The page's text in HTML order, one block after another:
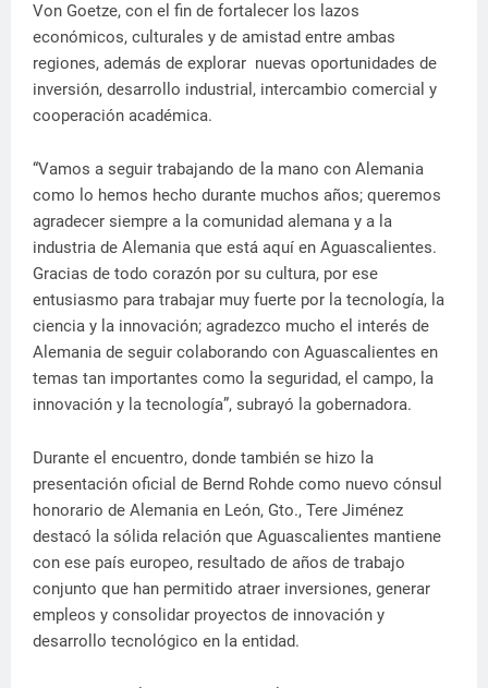
Von Goetze, con el fin de fortalecer los lazos
económicos, culturales y de amistad entre ambas
regiones, además de explorar nuevas oportunidades de
inversión, desarrollo industrial, intercambio comercial y
cooperación académica.
“Vamos a seguir trabajando de la mano con Alemania
como lo hemos hecho durante muchos años; queremos
agradecer siempre a la comunidad alemana y a la
industria de Alemania que está aquí en Aguascalientes.
Gracias de todo corazón por su cultura, por ese
entusiasmo para trabajar muy fuerte por la tecnología, la
ciencia y la innovación; agradezco mucho el interés de
Alemania de seguir colaborando con Aguascalientes en
temas tan importantes como la seguridad, el campo, la
innovación y la tecnología”, subrayó la gobernadora.
Durante el encuentro, donde también se hizo la
presentación oficial de Bernd Rohde como nuevo cónsul
honorario de Alemania en León, Gto., Tere Jiménez
destacó la sólida relación que Aguascalientes mantiene
con ese país europeo, resultado de años de trabajo
conjunto que han permitido atraer inversiones, generar
empleos y consolidar proyectos de innovación y
desarrollo tecnológico en la entidad.